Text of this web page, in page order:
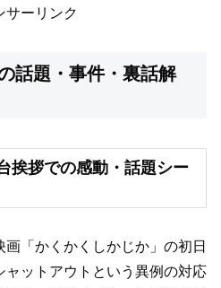
サーリンク
話題・事件・裏話解
挨拶での感動・話題シー
「かくかくしかじか」の初日
ットアウトという異例の対応